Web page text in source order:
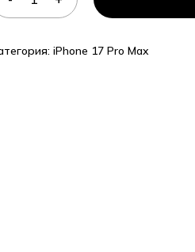
iPhone 17 Pro Max